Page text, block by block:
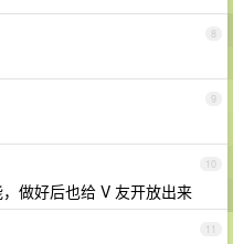
8
9
10
做好后也给 V 友开放出来
11